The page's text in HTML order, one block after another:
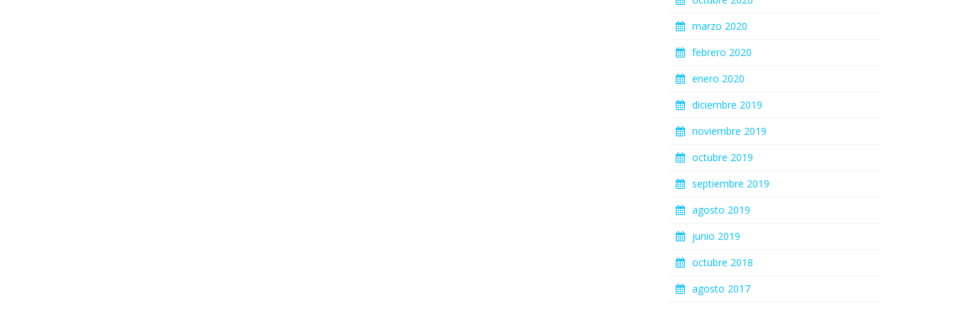
marzo 2020
febrero 2020
enero 2020
diciembre 2019
noviembre 2019
octubre 2019
septiembre 2019
agosto 2019
junio 2019
octubre 2018
agosto 2017